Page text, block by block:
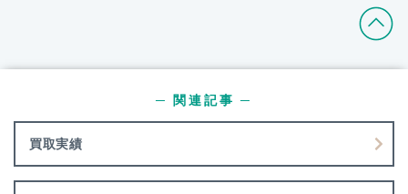
買取実績
─ 関連記事 ─